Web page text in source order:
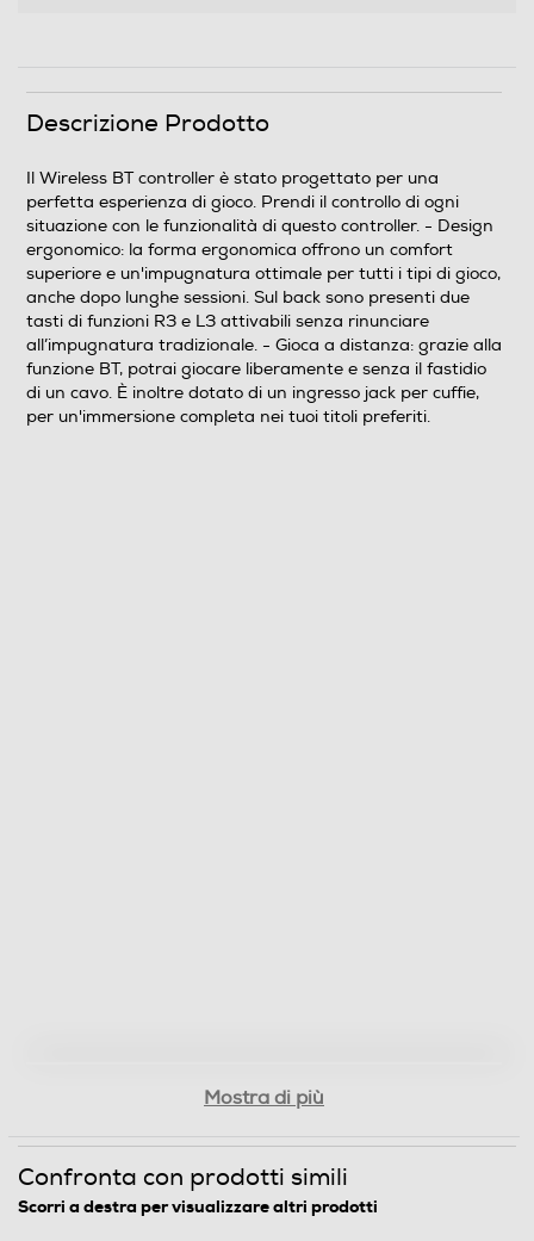
Descrizione Prodotto
Il Wireless BT controller è stato progettato per una
perfetta esperienza di gioco. Prendi il controllo di ogni
situazione con le funzionalità di questo controller. - Design
ergonomico: la forma ergonomica offrono un comfort
superiore e un'impugnatura ottimale per tutti i tipi di gioco,
anche dopo lunghe sessioni. Sul back sono presenti due
tasti di funzioni R3 e L3 attivabili senza rinunciare
all’impugnatura tradizionale. - Gioca a distanza: grazie alla
funzione BT, potrai giocare liberamente e senza il fastidio
di un cavo. È inoltre dotato di un ingresso jack per cuffie,
per un'immersione completa nei tuoi titoli preferiti.
Mostra di più
Confronta con prodotti simili
Scorri a destra per visualizzare altri prodotti